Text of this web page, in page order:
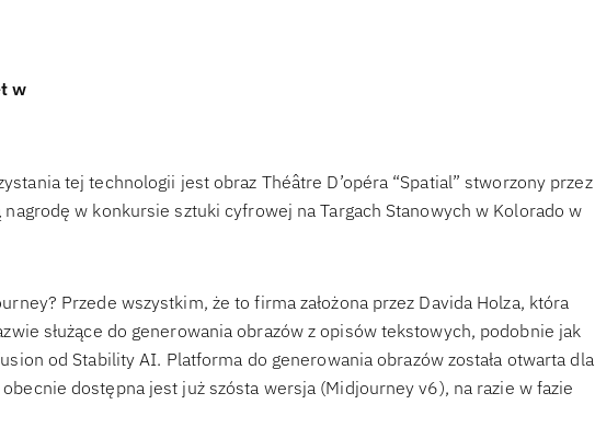
w
tej technologii jest obraz Théâtre D’opéra “Spatial” stworzony przez
w konkursie sztuki cyfrowej na Targach Stanowych w Kolorado w
Przede wszystkim, że to firma założona przez Davida Holza, która
służące do generowania obrazów z opisów tekstowych, podobnie jak
od Stability AI. Platforma do generowania obrazów została otwarta dla
dostępna jest już szósta wersja (Midjourney v6), na razie w fazie